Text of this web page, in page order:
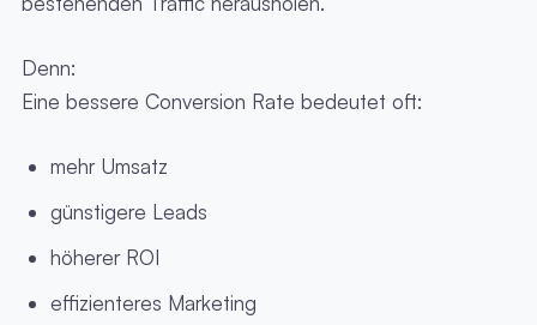
Denn:
Eine bessere Conversion Rate bedeutet oft:
mehr Umsatz
günstigere Leads
höherer ROI
effizienteres Marketing